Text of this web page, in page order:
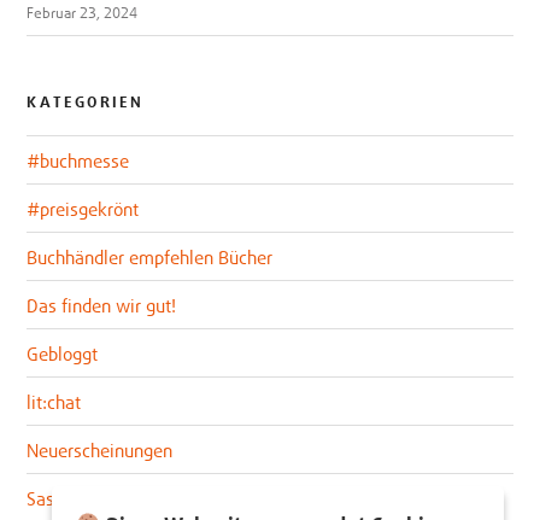
Februar 23, 2024
KATEGORIEN
#buchmesse
#preisgekrönt
Buchhändler empfehlen Bücher
Das finden wir gut!
Gebloggt
lit:chat
Neuerscheinungen
Sascha im lit:blog